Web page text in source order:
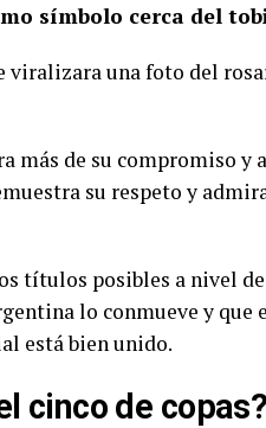
símbolo cerca del
viralizara una foto del
más de su compromiso y
su respeto y
títulos posibles a nivel
lo conmueve y que
está bien unido.
cinco de copas?